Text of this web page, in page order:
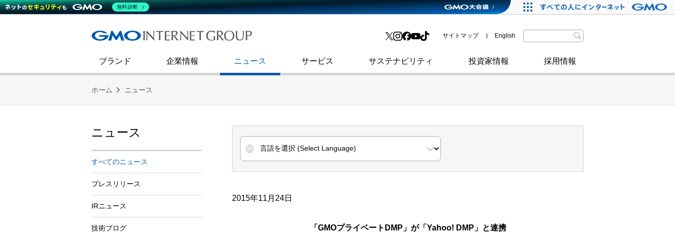
ブランド
企業情報
会社概要
社史
渋谷フクラス入館方法
ニュース
技術ブログ 取材のお申し込みについて
サービス
インターネットセキュリティ事業 その他
サステナビリティ
コミュニケーション
ダイバーシティ＆インクルージョン
SDGsへの取り組み
政府・自治体からの認定
投資家情報
熊谷正寿が語るグループ成長戦略・
財務・業績
よくあるご質問 格付・社債情報
採用情報
第二新卒採用 サイトマップ English
ホーム ニュース
2015年11月24日
「 GMOプライベートDMP」が「Yahoo! DMP」と連携
ニュース
すべてのニュース
プレスリリース
IRニュース
技術ブログ
無料診断